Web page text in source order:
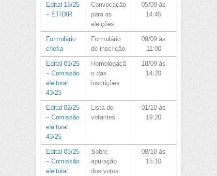
Edital 18/25
– ET/DIR
Convocação
para as
eleições
05/09 às
14:45
Formulário
chefia
Formulário
de inscrição
09/09 às
11:00
Edital 01/25
– Comissão
eleitoral
43/25
Homologaçã
o das
inscrições
18/09 às
14:20
Edital 02/25
– Comissão
eleitoral
43/25
Lista de
votantes
01/10 às
19:20
Edital 03/25
– Comissão
eleitoral
Sobre
apuração
dos votos
08/10 às
15:10